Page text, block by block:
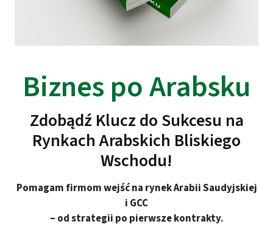
Biznes po Arabsku
Zdobądź Klucz do Sukcesu na
Rynkach Arabskich Bliskiego
Wschodu!
Pomagam firmom wejść na rynek Arabii Saudyjskiej
i GCC
– od strategii po pierwsze kontrakty.